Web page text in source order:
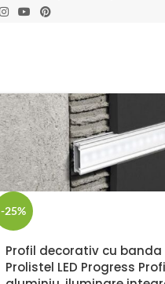
-25%
Profil decorativ cu banda
Prolistel LED Progress